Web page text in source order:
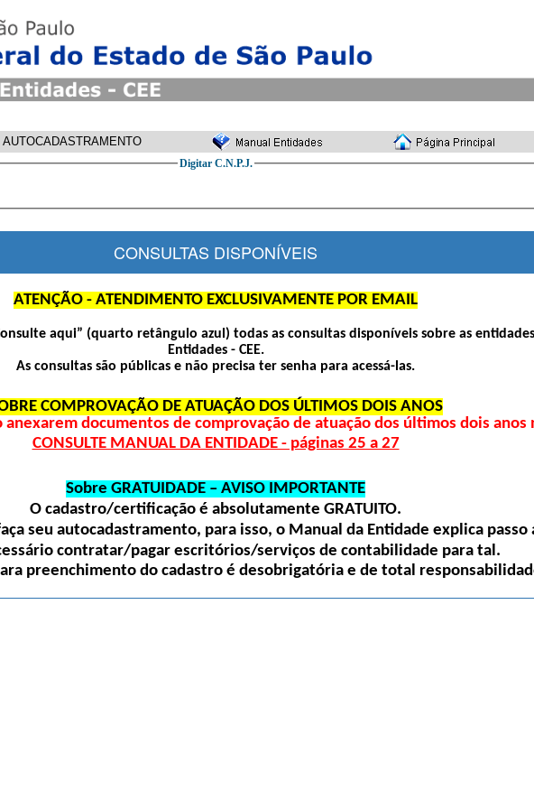
AUTOCADASTRAMENTO
Digitar C.N.P.J.
CONSULTAS DISPONÍVEIS
ATENÇÃO - ATENDIMENTO EXCLUSIVAMENTE POR EMAIL
aqui” (quarto retângulo azul) todas as consultas disponíveis sobre as
Entidades - CEE.
As consultas são públicas e não precisa ter senha para acessá-las.
COMPROVAÇÃO DE ATUAÇÃO DOS ÚLTIMOS DOIS ANOS
documentos de comprovação de atuação dos últimos dois anos
CONSULTE MANUAL DA ENTIDADE - páginas 25 a 27
Sobre GRATUIDADE – AVISO IMPORTANTE
O cadastro/certificação é absolutamente GRATUITO.
seu autocadastramento, para isso, o Manual da Entidade explica passo
contratar/pagar escritórios/serviços de contabilidade para tal.
preenchimento do cadastro é desobrigatória e de total